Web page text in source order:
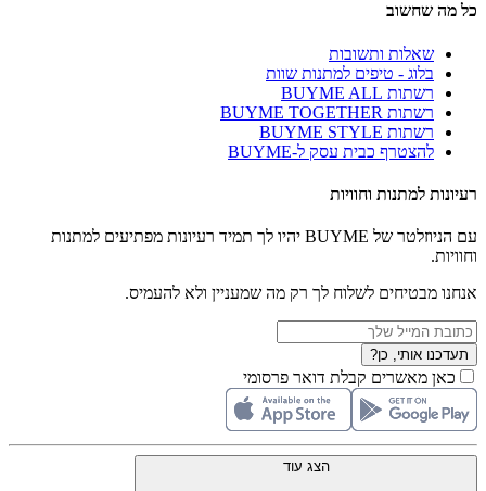
כל מה שחשוב
שאלות ותשובות
בלוג - טיפים למתנות שוות
רשתות BUYME ALL
רשתות BUYME TOGETHER
רשתות BUYME STYLE
להצטרף כבית עסק ל-BUYME
רעיונות למתנות וחוויות
עם הניוזלטר של BUYME יהיו לך תמיד רעיונות מפתיעים למתנות
וחוויות.
אנחנו מבטיחים לשלוח לך רק מה שמעניין ולא להעמיס.
תעדכנו אותי, כן?
כאן מאשרים קבלת דואר פרסומי
הצג עוד